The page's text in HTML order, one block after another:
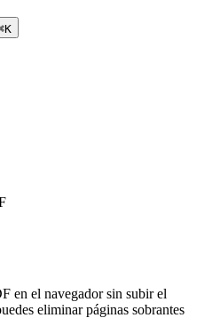
en el navegador sin subir el
eliminar páginas sobrantes